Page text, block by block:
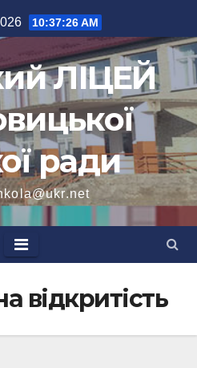
10:37:27 AM
ЛІЦЕЙ
ради
відкритість